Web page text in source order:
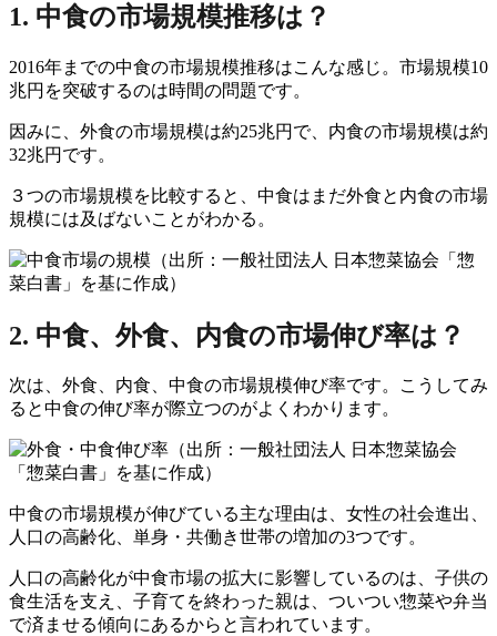
1. 中食の市場規模推移は？
2016年までの中食の市場規模推移はこんな感じ。市場規模10
兆円を突破するのは時間の問題です。
因みに、外食の市場規模は約25兆円で、内食の市場規模は約
32兆円です。
３つの市場規模を比較すると、中食はまだ外食と内食の市場
規模には及ばないことがわかる。
（出所：一般社団法人 日本惣菜協会「惣
菜白書」を基に作成）
2. 中食、外食、内食の市場伸び率は？
次は、外食、内食、中食の市場規模伸び率です。こうしてみ
ると中食の伸び率が際立つのがよくわかります。
（出所：一般社団法人 日本惣菜協会
「惣菜白書」を基に作成）
中食の市場規模が伸びている主な理由は、女性の社会進出、
人口の高齢化、単身・共働き世帯の増加の3つです。
人口の高齢化が中食市場の拡大に影響しているのは、子供の
食生活を支え、子育てを終わった親は、ついつい惣菜や弁当
で済ませる傾向にあるからと言われています。